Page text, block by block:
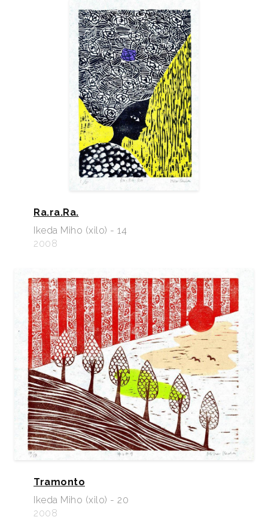
Ra.ra.Ra.
Ikeda Miho (xilo) - 14
2008
Tramonto
Ikeda Miho (xilo) - 20
2008